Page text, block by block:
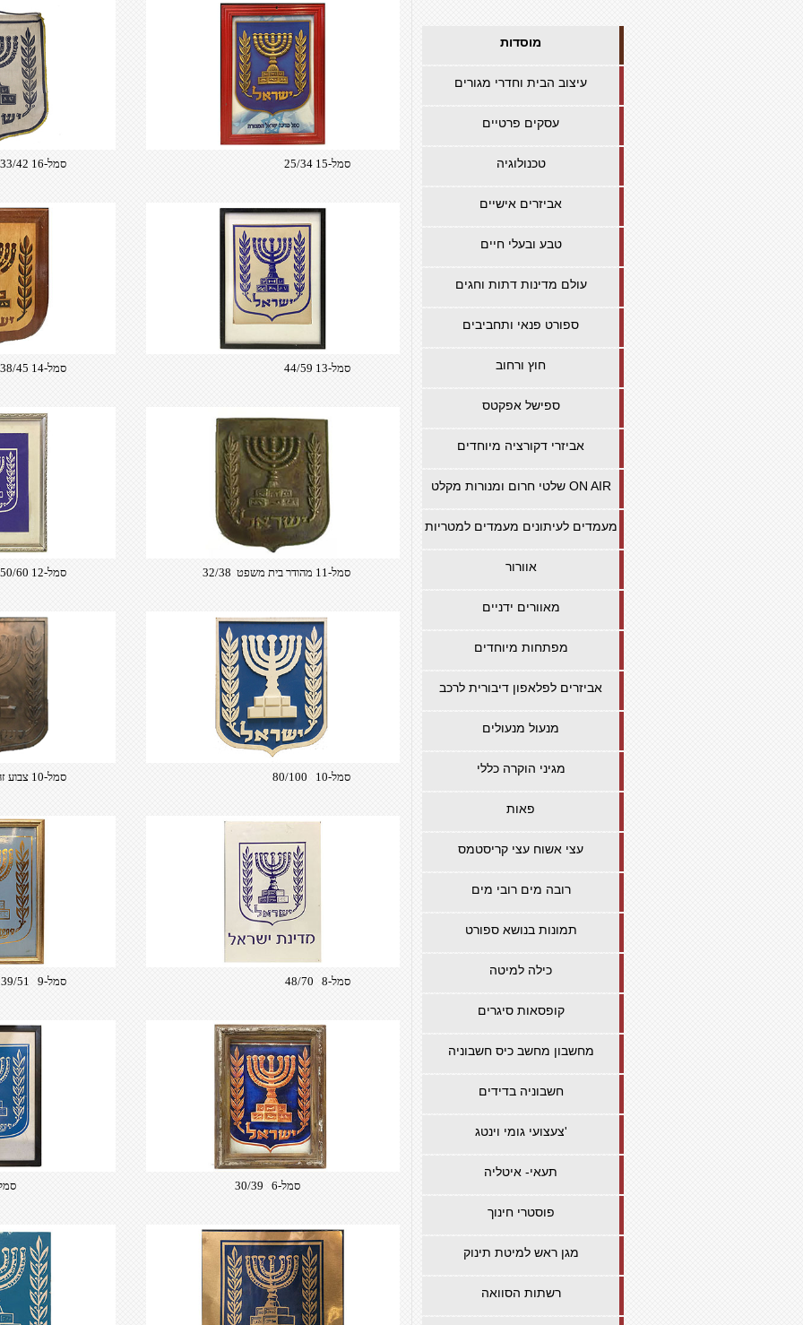
סמל-16 33/42 סמל-15 25/34
סמל-14 38/45 סמל-13 44/59
סמל-12 50/60 סמל-11 מהודר בית משפט 32/38
סמל-10 צבוע זהב 80/100 סמל-10 80/100
סמל-9 39/51 סמל-8 48/70
סמל-7 סמל-6 30/39
מוסדות
עיצוב הבית וחדרי מגורים
עסקים פרטיים
טכנולוגיה
אביזרים אישיים
טבע ובעלי חיים
עולם מדינות דתות וחגים
ספורט פנאי ותחביבים
חוץ ורחוב
ספישל אפקטס
אביזרי דקורציה מיוחדים
שלטי חרום ומנורות מקלט ON AIR
מעמדים לעיתונים מעמדים למטריות
אוורור
מאוורים ידניים
מפתחות מיוחדים
אביזרים לפלאפון דיבורית לרכב
מנעול מנעולים
מגיני הוקרה כללי
פאות
עצי אשוח עצי קריסטמס
רובה מים רובי מים
תמונות בנושא ספורט
כילה למיטה
קופסאות סיגרים
מחשבון מחשב כיס חשבוניה
חשבוניה בדידים
צעצועי גומי וינטג'
תעאי- איטליה
פוסטרי חינוך
מגן ראש למיטת תינוק
רשתות הסוואה